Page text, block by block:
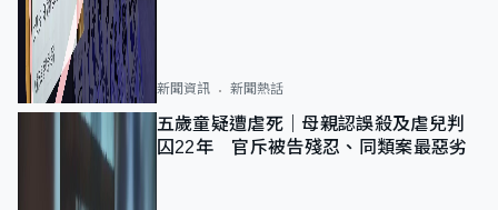
新聞資訊 新聞熱話
五歲童疑遭虐死｜母親認誤殺及虐兒判
囚22年 官斥被告殘忍、同類案最惡劣